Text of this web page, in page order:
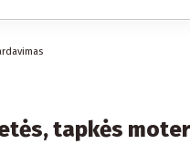
tapkės